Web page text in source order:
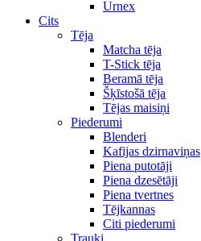
Urnex
Cits
Tēja
Matcha tēja
T-Stick tēja
Beramā tēja
Šķīstošā tēja
Tējas maisiņi
Piederumi
Blenderi
Kafijas dzirnaviņas
Piena putotāji
Piena dzesētāji
Piena tvertnes
Tējkannas
Citi piederumi
Trauki